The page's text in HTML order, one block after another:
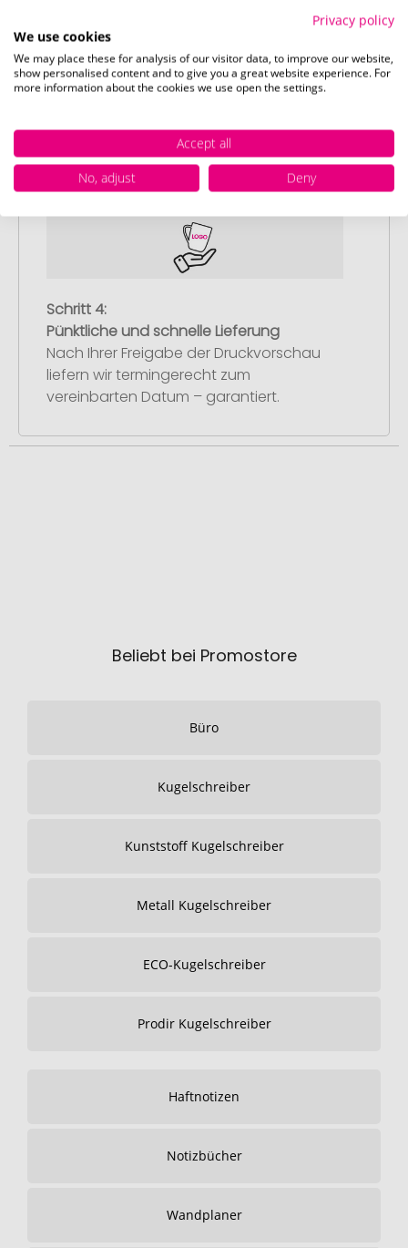
Schritt 3:
Artikelvorschau und Freigabe
Druckvorschau mit Ihrem Design. Sobald
Sie diese freigeben, starten wir
umgehend mit der Produktion.
Schritt 4:
Pünktliche und schnelle Lieferung
Nach Ihrer Freigabe der Druckvorschau
liefern wir termingerecht zum
vereinbarten Datum – garantiert.
Beliebt bei Promostore
Büro
Kugelschreiber
Kunststoff Kugelschreiber
Metall Kugelschreiber
ECO-Kugelschreiber
Prodir Kugelschreiber
Haftnotizen
Notizbücher
Wandplaner
Privacy policy
We use cookies
We may place these for analysis of our visitor data, to improve our website,
show personalised content and to give you a great website experience. For
more information about the cookies we use open the settings.
Accept all
No, adjust
Deny